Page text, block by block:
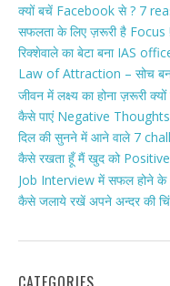
क्यों बचें Facebook से ? 7
सफलता के लिए ज़रूरी है Focus !
रिक्शेवाले का बेटा बना IAS
Law of Attraction – सोच
जीवन में लक्ष्य का होना ज़रूरी
कैसे पाएं Negative Thoughts
दिल की सुनने में आने वाले 7
कैसे रखता हूँ मैं खुद को
Job Interview में सफल होने के
कैसे जलाये रखें अपने अन्दर की